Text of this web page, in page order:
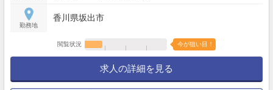
勤務地
香川県坂出市
閲覧状況 今が狙い目！
求人の詳細を見る